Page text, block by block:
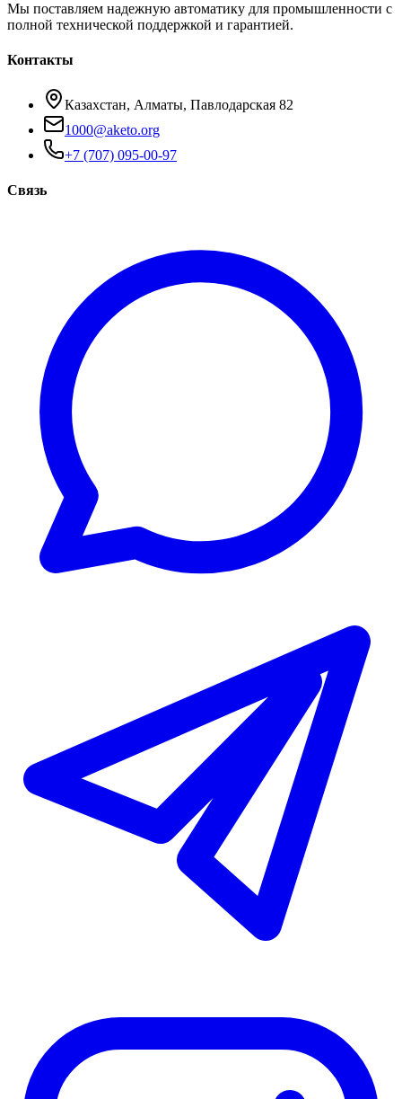
Мы поставляем надежную автоматику для промышленности с
полной технической поддержкой и гарантией.
Контакты
Казахстан, Алматы, Павлодарская 82
1000@aketo.org
+7 (707) 095-00-97
Связь